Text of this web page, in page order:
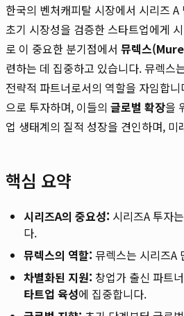
한국의 벤처캐피탈 시장에서 시리즈
초기 시장성을 검증한 스타트업에게
로 이 중요한 분기점에서 뮤렉스
련하는 데 집중하고 있습니다. 뮤렉스
전략적 파트너로서의 역할을 자임합
으로 투자하며, 이들의 글로벌 확장을
업 생태계의 질적 성장을 견인하며,
핵심 요약
시리즈A의 중요성: 시리즈A 투자
다.
뮤렉스의 역할: 뮤렉스는 시리즈A
차별화된 지원: 창업가 출신 파트
타트업 육성에 집중합니다.